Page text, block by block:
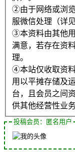
②由于网络或浏
服微信处理（详
③本资料由其他
满意，若存在资
理。
④本站仅收取资料
用以平摊存储及
台，且会员之间
供其他经营性业务
投稿会员：匿名用户